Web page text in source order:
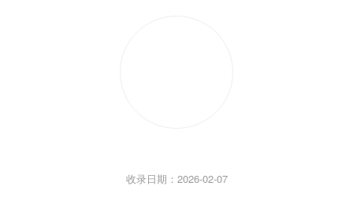
收录日期：2026-02-07